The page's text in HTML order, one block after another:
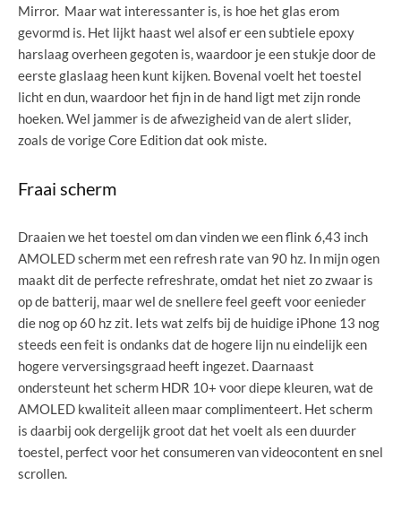
Mirror. Maar wat interessanter is, is hoe het glas erom
gevormd is. Het lijkt haast wel alsof er een subtiele epoxy
harslaag overheen gegoten is, waardoor je een stukje door de
eerste glaslaag heen kunt kijken. Bovenal voelt het toestel
licht en dun, waardoor het fijn in de hand ligt met zijn ronde
hoeken. Wel jammer is de afwezigheid van de alert slider,
zoals de vorige Core Edition dat ook miste.
Fraai scherm
Draaien we het toestel om dan vinden we een flink 6,43 inch
AMOLED scherm met een refresh rate van 90 hz. In mijn ogen
maakt dit de perfecte refreshrate, omdat het niet zo zwaar is
op de batterij, maar wel de snellere feel geeft voor eenieder
die nog op 60 hz zit. Iets wat zelfs bij de huidige iPhone 13 nog
steeds een feit is ondanks dat de hogere lijn nu eindelijk een
hogere verversingsgraad heeft ingezet. Daarnaast
ondersteunt het scherm HDR 10+ voor diepe kleuren, wat de
AMOLED kwaliteit alleen maar complimenteert. Het scherm
is daarbij ook dergelijk groot dat het voelt als een duurder
toestel, perfect voor het consumeren van videocontent en snel
scrollen.